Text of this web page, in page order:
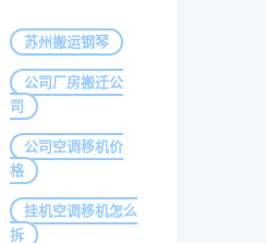
苏州搬运钢琴
公司厂房搬迁公
司
公司空调移机价
格
挂机空调移机怎么
拆